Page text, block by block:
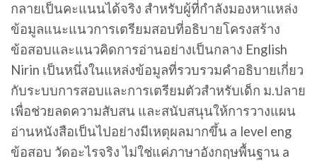
กลายเป็นคะแนนได้จริง สำหรับผู้ที่กำลังมองหาแหล่ง
ข้อมูลแนะแนวการเตรียมสอบที่อธิบายโครงสร้าง
ข้อสอบและแนวคิดการอ่านอย่างเป็นกลาง English
Nirin เป็นหนึ่งในแหล่งข้อมูลที่รวบรวมคำอธิบายเกี่ยว
กับระบบการสอบและการเตรียมตัวสำหรับเด็ก ม.ปลาย
เพื่อช่วยลดความสับสน และสนับสนุนให้การวางแผน
อ่านหนังสือเป็นไปอย่างมีเหตุผลมากขึ้น a level eng
ข้อสอบ วัดอะไรจริง ไม่ใช่แค่ภาษาอังกฤษพื้นฐาน a